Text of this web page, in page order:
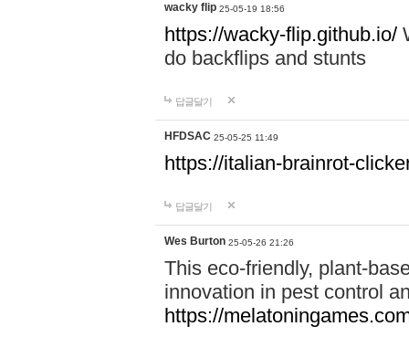
wacky flip 25-05-19 18:56
https://wacky-flip.github.io/
do backflips and stunts
답글달기
HFDSAC 25-05-25 11:49
https://italian-brainrot-
답글달기
Wes Burton 25-05-26 21:26
This eco-friendly, plant-
innovation in pest control
https://